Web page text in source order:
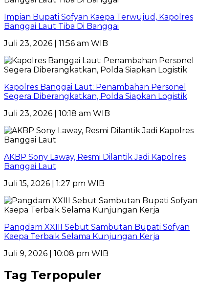
Impian Bupati Sofyan Kaepa Terwujud, Kapolres
Banggai Laut Tiba Di Banggai
Juli 23, 2026 | 11:56 am WIB
Kapolres Banggai Laut: Penambahan Personel
Segera Diberangkatkan, Polda Siapkan Logistik
Juli 23, 2026 | 10:18 am WIB
AKBP Sony Laway, Resmi Dilantik Jadi Kapolres
Banggai Laut
Juli 15, 2026 | 1:27 pm WIB
Pangdam XXIII Sebut Sambutan Bupati Sofyan
Kaepa Terbaik Selama Kunjungan Kerja
Juli 9, 2026 | 10:08 pm WIB
Tag Terpopuler